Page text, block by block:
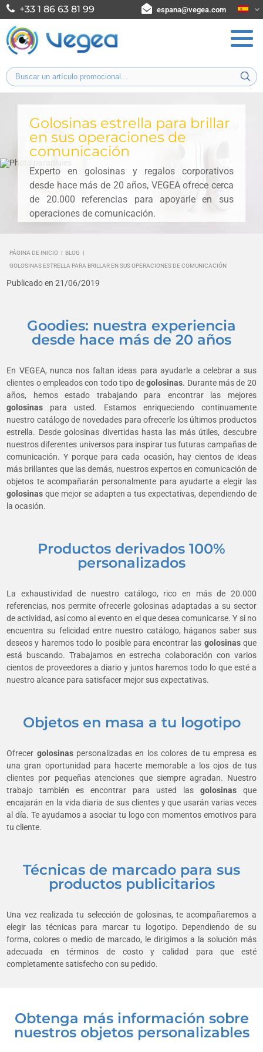
+33 1 86 63 81 99 espana@vegea.com
Golosinas estrella para brillar
en sus operaciones de
comunicación
Experto en golosinas y regalos corporativos
desde hace más de 20 años, VEGEA ofrece cerca
de 20.000 referencias para apoyarle en sus
operaciones de comunicación.
PÁGINA DE INICIO | BLOG
|
GOLOSINAS ESTRELLA PARA BRILLAR EN SUS OPERACIONES DE COMUNICACIÓN
Publicado en 21/06/2019
Goodies: nuestra experiencia
desde hace más de 20 años
En VEGEA, nunca nos faltan ideas para ayudarle a celebrar a sus
clientes o empleados con todo tipo degolosinas. Durante más de 20
años, hemos estado trabajando para encontrar las mejores
golosinas para usted. Estamos enriqueciendo continuamente
nuestro catálogo de novedades para ofrecerle los últimos productos
estrella. Desde golosinas divertidas hasta las más útiles, descubre
nuestros diferentes universos para inspirar tus futuras campañas de
comunicación. Y porque para cada ocasión, hay cientos de ideas
más brillantes que las demás, nuestros expertos en comunicación de
objetos te acompañarán personalmente para ayudarte a elegir las
golosinas que mejor se adapten a tus expectativas, dependiendo de
la ocasión.
Productos derivados 100%
personalizados
La exhaustividad de nuestro catálogo, rico en más de 20.000
referencias, nos permite ofrecerle golosinas adaptadas a su sector
de actividad, así como al evento en el que desea comunicarse. Y si no
encuentra su felicidad entre nuestro catálogo, háganos saber sus
deseos y haremos todo lo posible para encontrar las golosinasque
está buscando. Trabajamos en estrecha colaboración con varios
cientos de proveedores a diario y juntos haremos todo lo que esté a
nuestro alcance para satisfacer mejor sus expectativas.
Objetos en masa a tu logotipo
Ofrecer golosinaspersonalizadas en los colores de tu empresa es
una gran oportunidad para hacerte memorable a los ojos de tus
clientes por pequeñas atenciones que siempre agradan. Nuestro
trabajo también es encontrar para usted las golosinasque
encajarán en la vida diaria de sus clientes y que usarán varias veces
al día. Te ayudamos a asociar tu logo con momentos emotivos para
tu cliente.
Técnicas de marcado para sus
productos publicitarios
Una vez realizada tu selección de golosinas, te acompañaremos a
elegir las técnicas para marcar tu logotipo. Dependiendo de su
forma, colores o medio de marcado, le dirigimos a la solución más
adecuada en términos de costo y calidad para que esté
completamente satisfecho con su pedido.
Obtenga más información sobre
nuestros objetos personalizables